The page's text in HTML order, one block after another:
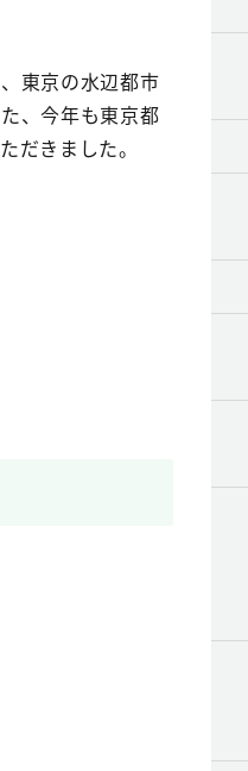
東京の水辺都市
、今年も東京都
だきました。